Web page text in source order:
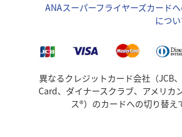
ANAスーパーフライヤーズカード
につ
異なるクレジットカード会社（JCB
Card、ダイナースクラブ、アメリカ
ス®）のカードへの切り替え